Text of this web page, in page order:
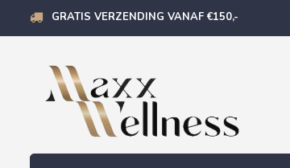
GRATIS VERZENDING VANAF €150,-